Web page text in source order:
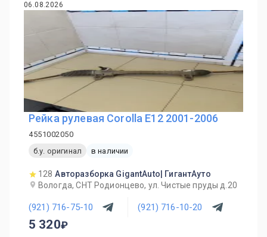
06.08.2026
Рейка рулевая Corolla E12 2001-2006
4551002050
б.у. оригинал
в наличии
128 Авторазборка GigantAuto| ГигантАуто
Вологда, СНТ Родионцево, ул. Чистые пруды д.20
(921) 716-75-10 (921) 716-10-20
5 320